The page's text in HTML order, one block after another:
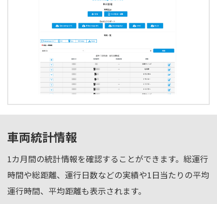
車両統計情報
1カ月間の統計情報を確認することができます。総運行
時間や総距離、運行日数などの実績や1日当たりの平均
運行時間、平均距離も表示されます。